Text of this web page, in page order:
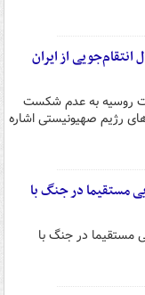
از ایران
روسیه به عدم شکست
رژیم صهیونیستی اشاره
مستقیما در جنگ با
مستقیما در جنگ با